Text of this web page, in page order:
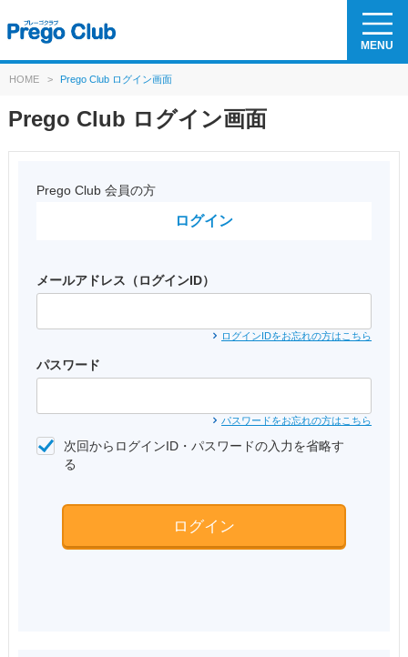
MENU
HOME > Prego Club ログイン画面
Prego Club ログイン画面
Prego Club 会員の方
ログイン
メールアドレス（ログインID）
ログインIDをお忘れの方はこちら
パスワード
パスワードをお忘れの方はこちら
次回からログインID・パスワードの入力を省略す
る
ログイン